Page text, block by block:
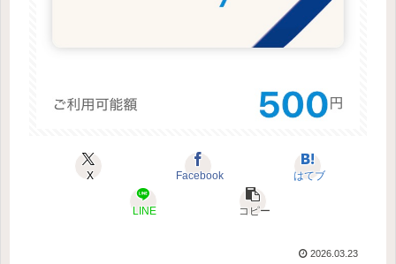
X Facebook はてブ
LINE コピー
2026.03.23